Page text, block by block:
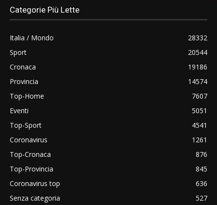
Categorie Più Lette
Italia / Mondo
28332
Sport
20544
Cronaca
19186
Provincia
14574
Top-Home
7607
Eventi
5051
Top-Sport
4541
Coronavirus
1261
Top-Cronaca
876
Top-Provincia
845
Coronavirus top
636
Senza categoria
527